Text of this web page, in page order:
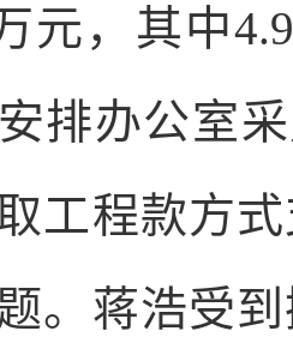
元，其中
排办公室
工程款方
。蒋浩受